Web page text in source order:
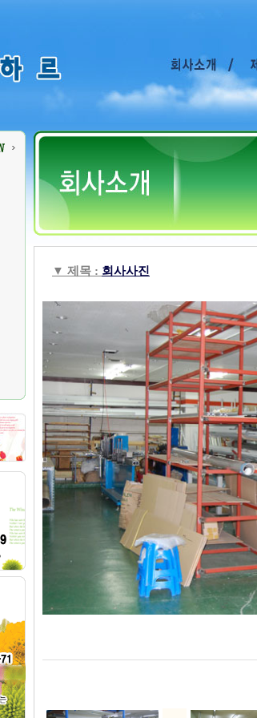
▼ 제목 : 회사사진